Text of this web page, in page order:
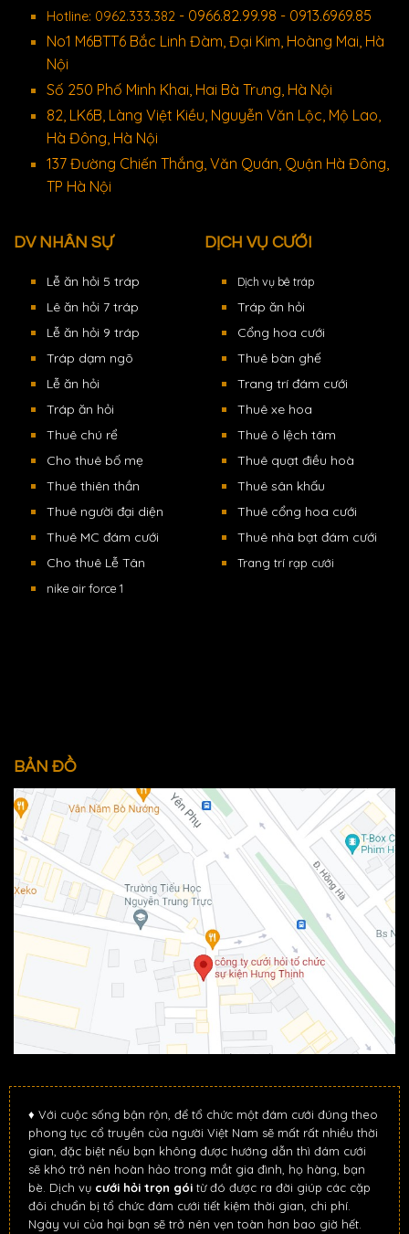
Hotline: 0962.333.382 - 0966.82.99.98 - 0913.6969.85
No1 M6BTT6 Bắc Linh Đàm, Đại Kim, Hoàng Mai, Hà
Nội
Số 250 Phố Minh Khai, Hai Bà Trưng, Hà Nội
82, LK6B, Làng Việt Kiều, Nguyễn Văn Lộc, Mộ Lao,
Hà Đông, Hà Nội
137 Đường Chiến Thắng, Văn Quán, Quận Hà Đông,
TP Hà Nội
DV NHÂN SỰ
Lễ ăn hỏi 5 tráp
Lê ăn hỏi 7 tráp
Lễ ăn hỏi 9 tráp
Tráp dạm ngõ
Lễ ăn hỏi
Tráp ăn hỏi
Thuê chú rể
Cho thuê bố mẹ
Thuê thiên thần
Thuê người đại diện
Thuê MC đám cưới
Cho thuê Lễ Tân
nike air force 1
DỊCH VỤ CƯỚI
Dịch vụ bê tráp
Tráp ăn hỏi
Cổng hoa cưới
Thuê bàn ghế
Trang trí đám cưới
Thuê xe hoa
Thuê ô lệch tâm
Thuê quạt điều hoà
Thuê sân khấu
Thuê cổng hoa cưới
Thuê nhà bạt đám cưới
Trang trí rạp cưới
BẢN ĐỒ
♦ Với cuộc sống bận rộn, để tổ chức một đám cưới đúng theo
phong tục cổ truyền của người Việt Nam sẽ mất rất nhiều thời
gian, đặc biệt nếu bạn không được hướng dẫn thì đám cưới
sẽ khó trở nên hoàn hảo trong mắt gia đình, họ hàng, bạn
bè. Dịch vụ cưới hỏi trọn gói từ đó được ra đời giúp các cặp
đôi chuẩn bị tổ chức đám cưới tiết kiệm thời gian, chi phí.
Ngày vui của hại bạn sẽ trở nên vẹn toàn hơn bao giờ hết.